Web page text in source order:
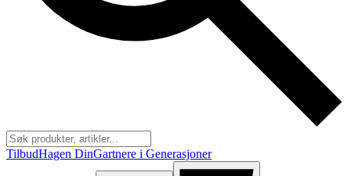
TilbudHagen DinGartnere i Generasjoner